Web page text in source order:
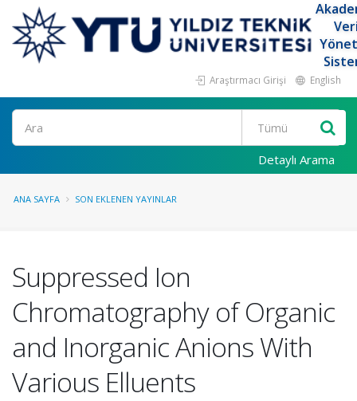
Araştırmacı Girişi English
Ara
Detaylı Arama
ANA SAYFA SON EKLENEN YAYINLAR
Suppressed Ion
Chromatography of Organic
and Inorganic Anions With
Various Elluents